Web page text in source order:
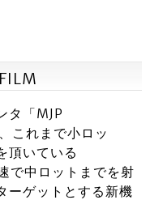
タ「MJP
これまで小ロッ
頂いている
で中ロットまでを射
ーゲットとする新機